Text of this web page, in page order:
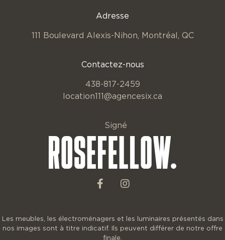
Adresse
111 Boulevard Alexis-Nihon, Montréal, QC
Contactez-nous
438-817-2459
location111@agencesix.ca
Signé
Les meubles, les électroménagers et les luminaires présentés dans
nos images sont à titre indicatif. Ils peuvent différer de notre offre
finale.